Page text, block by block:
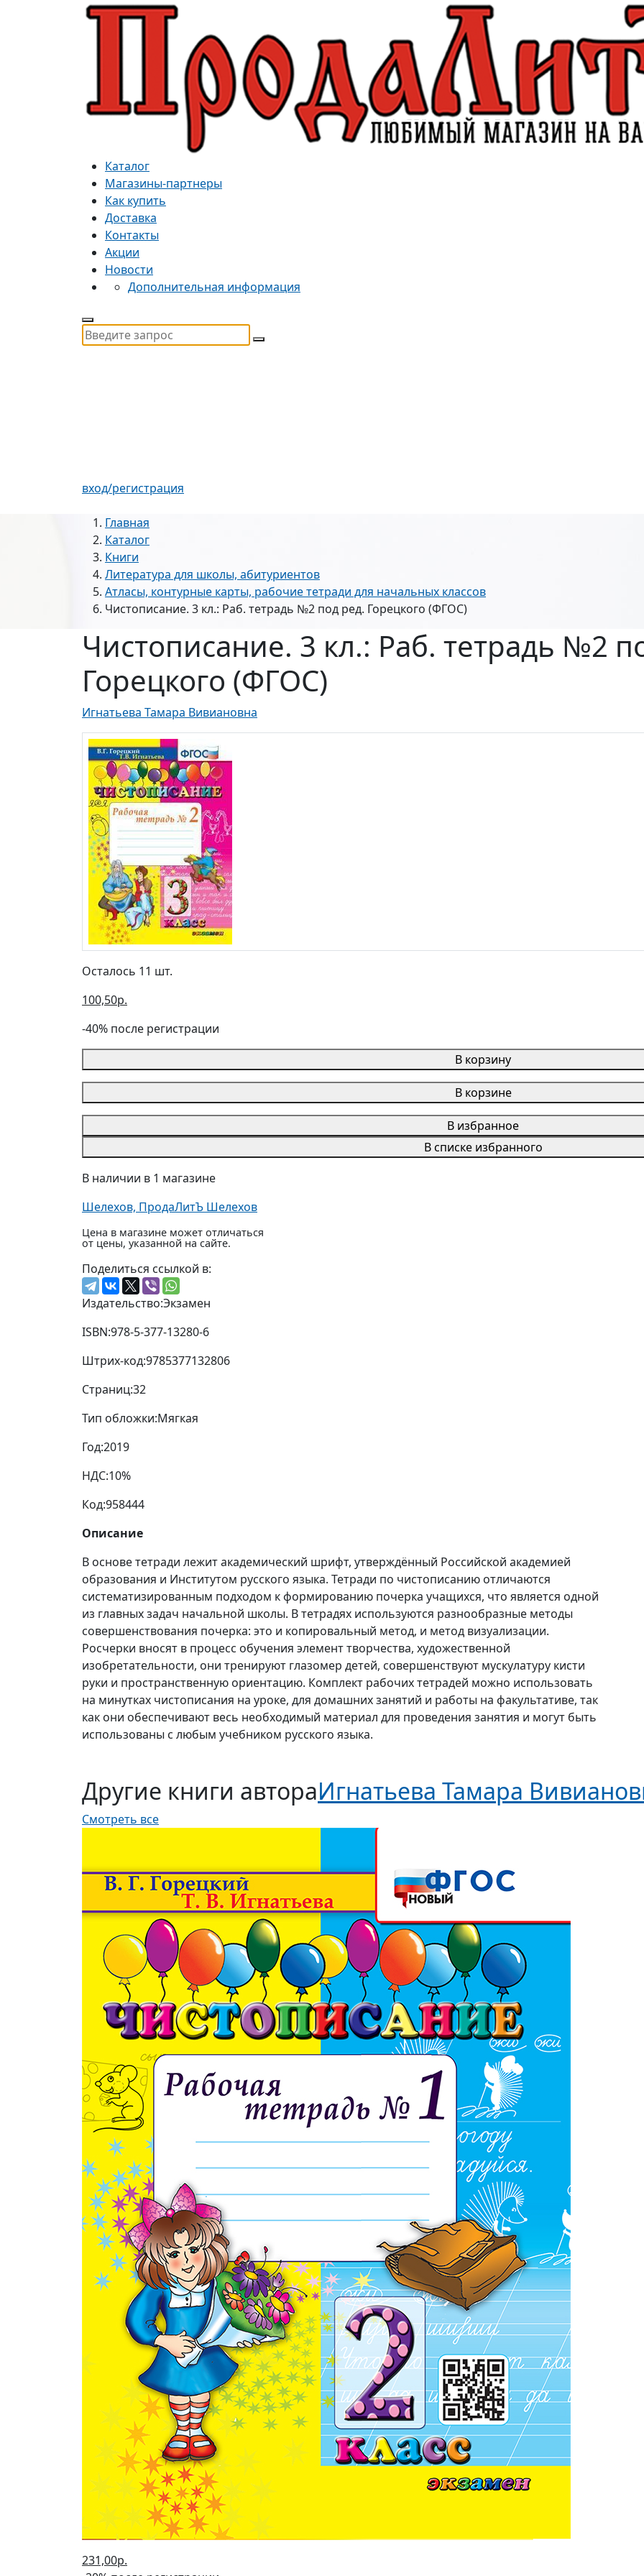
Каталог
Магазины-партнеры
Как купить
Доставка
Контакты
Акции
Новости
Дополнительная информация
вход/регистрация
Главная
Каталог
Книги
Литература для школы, абитуриентов
Атласы, контурные карты, рабочие тетради для начальных классов
Чистописание. 3 кл.: Раб. тетрадь №2 под ред. Горецкого (ФГОС)
Чистописание. 3 кл.: Раб. тетрадь №2
Горецкого (ФГОС)
Игнатьева Тамара Вивиановна
Осталось 11 шт.
100,50р.
-40% после регистрации
В корзину
В корзине
В избранное
В списке избранного
В наличии в 1 магазине
Шелехов, ПродаЛитЪ Шелехов
Цена в магазине может отличаться
от цены, указанной на сайте.
Поделиться ссылкой в:
Издательство:Экзамен
ISBN:978-5-377-13280-6
Штрих-код:9785377132806
Страниц:32
Тип обложки:Мягкая
Год:2019
НДС:10%
Код:958444
Описание
В основе тетради лежит академический шрифт, утверждённый Российской академией
образования и Институтом русского языка. Тетради по чистописанию отличаются
систематизированным подходом к формированию почерка учащихся, что является одной
из главных задач начальной школы. В тетрадях используются разнообразные методы
совершенствования почерка: это и копировальный метод, и метод визуализации.
Росчерки вносят в процесс обучения элемент творчества, художественной
изобретательности, они тренируют глазомер детей, совершенствуют мускулатуру кисти
руки и пространственную ориентацию. Комплект рабочих тетрадей можно использовать
на минутках чистописания на уроке, для домашних занятий и работы на факультативе, так
как они обеспечивают весь необходимый материал для проведения занятия и могут быть
использованы с любым учебником русского языка.
Другие книги автораИгнатьева Тамара
Смотреть все
231,00р.